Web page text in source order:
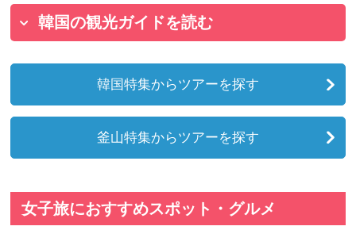
韓国の観光ガイドを読む
韓国特集からツアーを探す
釜山特集からツアーを探す
女子旅におすすめスポット・グルメ